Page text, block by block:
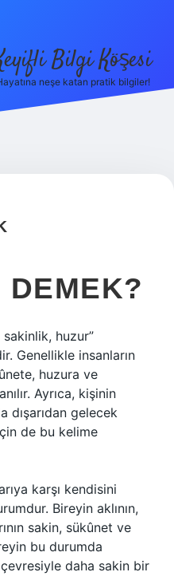
Bilgi Köşesi
neşe katan pratik bilgiler!
DEMEK?
huzur”
Genellikle insanların
huzura ve
Ayrıca, kişinin
dışarıdan gelecek
de bu kelime
karşı kendisini
Bireyin aklının,
sakin, sükûnet ve
bu durumda
daha sakin bir